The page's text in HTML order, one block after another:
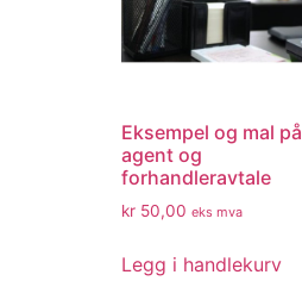
Eksempel og mal på
agent og
forhandleravtale
kr 50,00 eks mva
Legg i handlekurv